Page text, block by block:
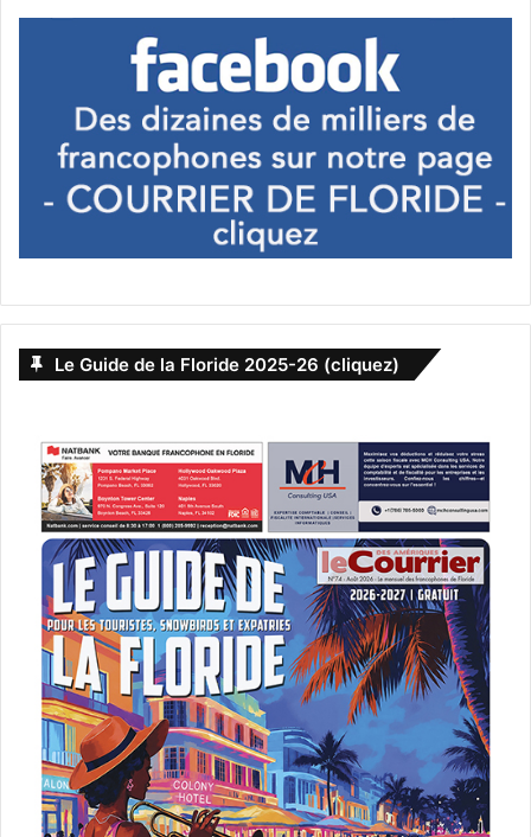
*
– Ohé de la barque ! C’est moi, Jean Ribault ! Faites-vous
reconnaître.
– Nous sommes dépêchés par la capitaine Cousette !
– Vous avez des nouvelles des Espagnols ?
– Oui, Monsieur, répondit celui qui commandait
qu’aucun des navires qui s’étaient échappés en haute mer
n’avait été rattrapé par leurs poursuivants. Cependant, le
plus gros d’entre eux, la Trinité, n’était toujours pas
revenu. Cette dernière nouvelle inquiéta le gouverneur de
La Caroline. Ce bateau puissamment armé était à la fois
son vaisseau amiral et le fleuron de sa flotte. La Trinité
allait lui faire défaut dans l’éventualité d’une bataille
navale.
Le Guide de la Floride 2025-26 (cliquez)